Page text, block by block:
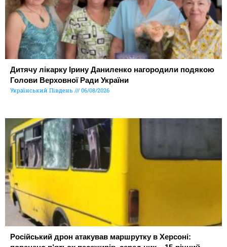
Дитячу лікарку Ірину Даниленко нагородили подякою
Голови Верховної Ради України
Український Південь 06/08/2026
Російський дрон атакував маршрутку в Херсоні: